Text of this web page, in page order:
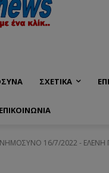
ΣΧΕΤΙΚΑ
ΕΠΙΚΟΙΝΩΝΊΑ
16/7/2022 -